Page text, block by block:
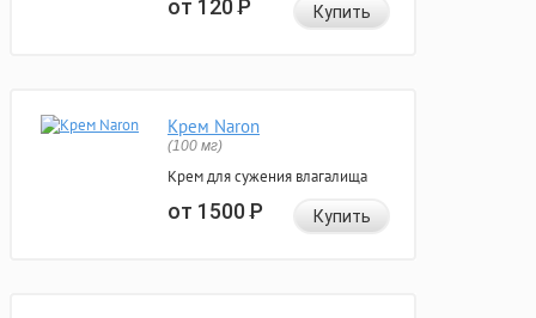
от 120Р Купить
Крем Naron
(100 мг)
Крем для сужения влагалища
от 1500Р Купить